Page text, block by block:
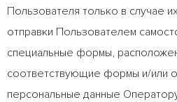
Пользователя только в случае
отправки Пользователем
специальные формы,
соответствующие формы и/или
персональные данные